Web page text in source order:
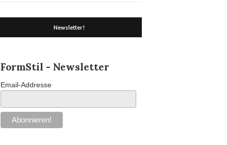
Newsletter!
FormStil - Newsletter
Email-Addresse